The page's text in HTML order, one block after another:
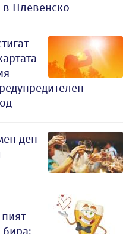
в Плевенско
ден